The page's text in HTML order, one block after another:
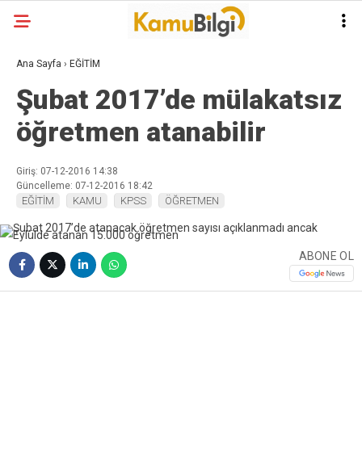
Ana Sayfa › EĞİTİM
Şubat 2017’de mülakatsız
öğretmen atanabilir
Giriş: 07-12-2016 14:38
Güncelleme: 07-12-2016 18:42
EĞİTİM KAMU KPSS ÖĞRETMEN
ABONE OL